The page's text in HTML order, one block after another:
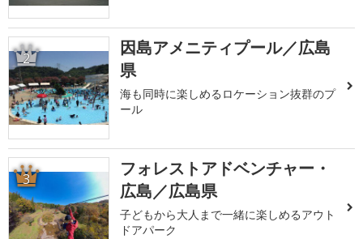
2
因島アメニティプール／広島
県
海も同時に楽しめるロケーション抜群のプ
ール
3
フォレストアドベンチャー・
広島／広島県
子どもから大人まで一緒に楽しめるアウト
ドアパーク